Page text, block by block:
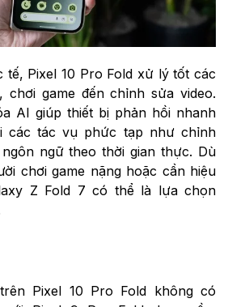
tế, Pixel 10 Pro Fold xử lý tốt các
game đến chỉnh sửa video.
AI giúp thiết bị phản hồi nhanh
các tác vụ phức tạp như chỉnh
ngữ theo thời gian thực. Dù
chơi game nặng hoặc cần hiệu
Z Fold 7 có thể là lựa chọn
Pixel 10 Pro Fold không có